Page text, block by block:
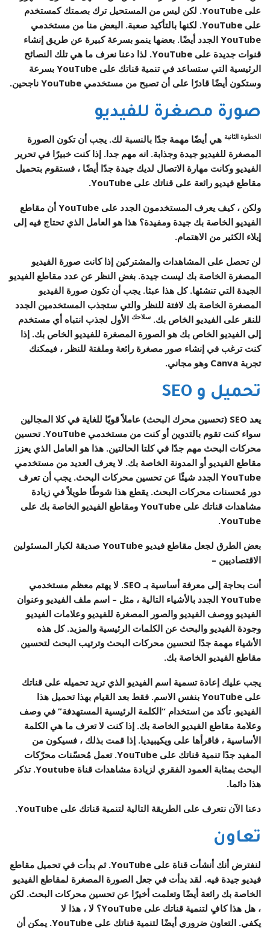
على YouTube. لكن ليس من المستحيل ترك بصمتك كمستخدم
على YouTube. لكنها بالتأكيد صعبة. البعض منا من مستخدمي
YouTube الجدد أيضًا. بعضها ينمو بسرعة كبيرة عن طريق إنشاء
قنوات جديدة على YouTube. لذا دعنا نعرف ما هي تلك النصائح
الرئيسية التي ستساعد في تنمية قناتك على YouTube بسرعة
وستكون أيضًا قادرًا على أن تصبح من مستخدمي YouTube ناجحين.
صورة مصغرة للفيديو
الخطوة الثانية هي أيضًا مهمة جدًا بالنسبة لك. يجب أن تكون الصورة
المصغرة للفيديو جيدة وجذابة. انه مهم جدا. إذا كنت خبيرًا في تحرير
الفيديو وكانت مهارة الاتصال لديك جيدة جدًا أيضًا ، فستقوم بتحميل
مقاطع فيديو رائعة على قناتك على YouTube.
ولكن ، كيف يعرف المستخدمون الجدد على YouTube أن مقاطع
الفيديو الخاصة بك جيدة ومفيدة؟ هذا هو العامل الذي تحتاج فيه إلى
إيلاء الكثير من الاهتمام.
لن تحصل على المشاهدات والمشتركين إذا كانت صورة الفيديو
المصغرة الخاصة بك ليست جيدة. بغض النظر عن عدد مقاطع الفيديو
الجيدة التي تنشئها. كل هذا عبثا. يجب أن تكون صورة الفيديو
المصغرة الخاصة بك لافتة للنظر والتي ستجذب المستخدمين الجدد
للنقر على الفيديو الخاص بك. سلاحك الأول لجذب انتباه أي مستخدم
إلى الفيديو الخاص بك هو الصورة المصغرة للفيديو الخاص بك. إذا
كنت ترغب في إنشاء صور مصغرة رائعة وملفتة للنظر ، فيمكنك
تجربة Canva وهو مجاني.
تحميل و SEO
يعد SEO (تحسين محرك البحث) عاملاً قويًا للغاية في كلا المجالين
سواء كنت تقوم بالتدوين أو كنت من مستخدمي YouTube. تحسين
محركات البحث مهم جدًا في كلتا الحالتين. هذا هو العامل الذي يعزز
مقاطع الفيديو أو المدونة الخاصة بك. لا يعرف العديد من مستخدمي
YouTube الجدد شيئًا عن تحسين محركات البحث. يجب أن تعرف
دور مُحسنات محركات البحث. يقطع هذا شوطًا طويلاً في زيادة
مشاهدات قناتك على YouTube ومقاطع الفيديو الخاصة بك على
YouTube.
بعض الطرق لجعل مقاطع فيديو YouTube صديقة لكبار المسئولين
الاقتصاديين –
أنت بحاجة إلى معرفة أساسية بـ SEO. لا يهتم معظم مستخدمي
YouTube الجدد بالأشياء التالية ، مثل – اسم ملف الفيديو وعنوان
الفيديو ووصف الفيديو والصور المصغرة للفيديو وعلامات الفيديو
وجودة الفيديو والبحث عن الكلمات الرئيسية والمزيد. كل هذه
الأشياء مهمة جدًا لتحسين محركات البحث وترتيب البحث لتحسين
مقاطع الفيديو الخاصة بك.
يجب عليك إعادة تسمية اسم الفيديو الذي تريد تحميله على قناتك
على YouTube بنفس الاسم. فقط بعد القيام بهذا تحميل هذا
الفيديو. تأكد من استخدام “الكلمة الرئيسية المستهدفة” في وصف
وعلامة مقاطع الفيديو الخاصة بك. إذا كنت لا تعرف ما هي الكلمة
الأساسية ، فاقرأها على ويكيبيديا. إذا قمت بذلك ، فسيكون من
المفيد جدًا تنمية قناتك على YouTube. تعمل مُحسّنات محرّكات
البحث بمثابة العمود الفقري لزيادة مشاهدات قناة Youtube. تذكر
هذا دائما.
دعنا الآن نتعرف على الطريقة التالية لتنمية قناتك على YouTube.
تعاون
لنفترض أنك أنشأت قناة على YouTube. ثم بدأت في تحميل مقاطع
فيديو جيدة فيه. لقد بدأت في جعل الصورة المصغرة لمقاطع الفيديو
الخاصة بك رائعة أيضًا وتعلمت أخيرًا عن تحسين محركات البحث. لكن
، هل هذا كافٍ لتنمية قناتك على YouTube؟ لا ، هذا لا
يكفي. التعاون ضروري أيضًا لتنمية قناتك على YouTube. يمكن أن